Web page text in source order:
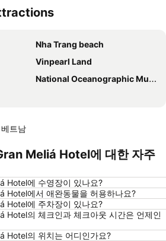
Nha Trang beach
Vinpearl Land
National Oceanographic Museum of Vietnam
트남
Meliá Hotel에 대한 자주
Hotel에 수영장이 있나요?
Hotel에서 애완동물을 허용하나요?
Hotel에 주차장이 있나요?
Hotel의 체크인과 체크아웃 시간은 언제인
Hotel의 위치는 어디인가요?